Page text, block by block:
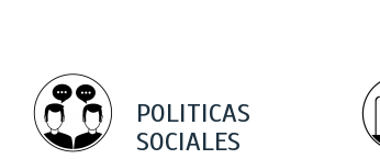
POLITICAS
SOCIALES